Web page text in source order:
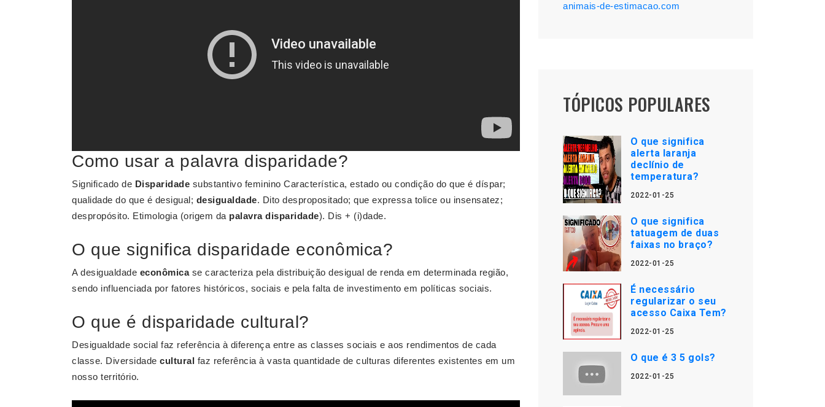
Como usar a palavra disparidade?
Significado de Disparidade substantivo feminino Característica, estado ou condição do que é díspar;
qualidade do que é desigual; desigualdade. Dito despropositado; que expressa tolice ou insensatez;
despropósito. Etimologia (origem da palavra disparidade). Dis + (i)dade.
O que significa disparidade econômica?
A desigualdade econômicase caracteriza pela distribuição desigual de renda em determinada região,
sendo influenciada por fatores históricos, sociais e pela falta de investimento em políticas sociais.
O que é disparidade cultural?
Desigualdade social faz referência à diferença entre as classes sociais e aos rendimentos de cada
classe. Diversidade cultural faz referência à vasta quantidade de culturas diferentes existentes em um
nosso território.
animais-de-estimacao.com
TÓPICOS POPULARES
O que significa
alerta laranja
declínio de
temperatura?
2022-01-25
O que significa
tatuagem de duas
faixas no braço?
2022-01-25
É necessário
regularizar o seu
acesso Caixa Tem?
2022-01-25
O que é 3 5 gols?
2022-01-25